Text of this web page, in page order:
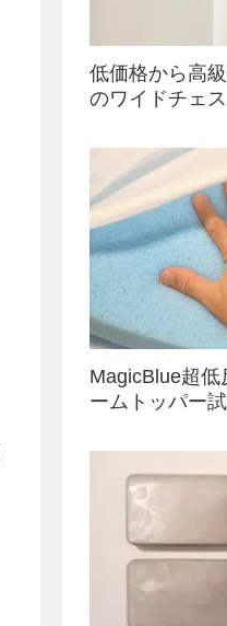
低価格から高
のワイドチェ
MagicBlue超低
ームトッパー